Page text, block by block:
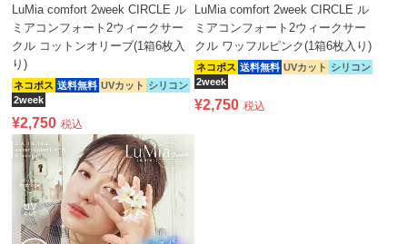
LuMia comfort 2week CIRCLE ル
ミアコンフォート2ウィークサー
クル コットンオリーブ(1箱6枚入
り)
ネコポス 送料無料 UVカット シリコン
2week
¥2,750 税込
LuMia comfort 2week CIRCLE ル
ミアコンフォート2ウィークサー
クル ワッフルピンク(1箱6枚入り)
ネコポス 送料無料 UVカット シリコン
2week
¥2,750 税込